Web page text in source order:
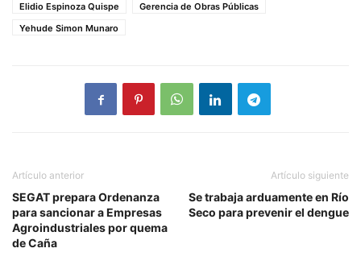
Elidio Espinoza Quispe
Gerencia de Obras Públicas
Yehude Simon Munaro
Artículo anterior
SEGAT prepara Ordenanza
para sancionar a Empresas
Agroindustriales por quema
de Caña
Artículo siguiente
Se trabaja arduamente en Río
Seco para prevenir el dengue